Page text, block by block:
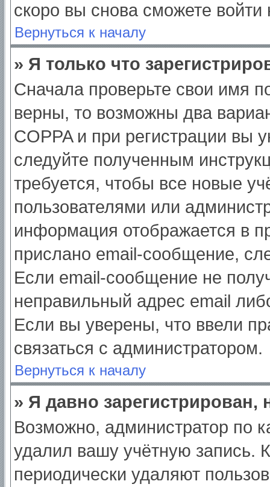
скоро вы снова сможете
Вернуться к началу
» Я только что
Сначала проверьте свои имя
верны, то возможны два
COPPA и при регистрации вы
следуйте полученным
требуется, чтобы все новые
пользователями или
информация отображается в
прислано email-сообщение,
Если email-сообщение не
неправильный адрес email
Если вы уверены, что ввели
связаться с администратором.
Вернуться к началу
» Я давно
Возможно, администратор по
удалил вашу учётную запись.
периодически удаляют